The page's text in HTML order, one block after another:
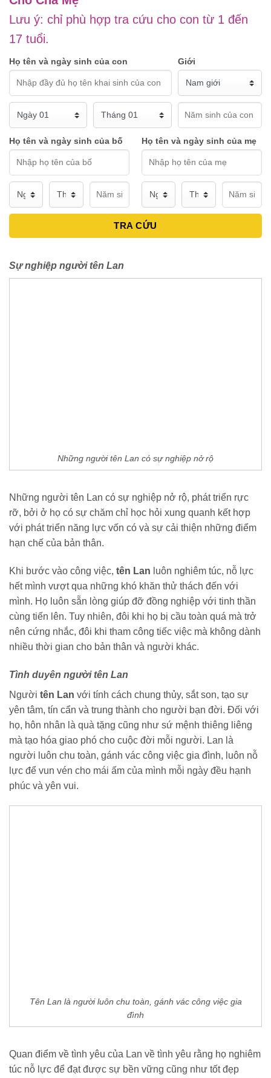
Lưu ý: chỉ phù hợp tra cứu cho con từ 1 đến
17 tuổi.
Họ tên và ngày sinh của con Giới
Họ tên và ngày sinh của bố Họ tên và ngày sinh của mẹ
TRA CỨU
Sự nghiệp người tên Lan
Những người tên Lan có sự nghiệp nở rộ
Những người tên Lan có sự nghiệp nở rộ, phát triển rực
rỡ, bởi ở họ có sự chăm chỉ học hỏi xung quanh kết hợp
với phát triển năng lực vốn có và sự cải thiện những điểm
hạn chế của bản thân.
Khi bước vào công việc, tên Lan luôn nghiêm túc, nỗ lực
hết mình vượt qua những khó khăn thử thách đến với
mình. Họ luôn sẵn lòng giúp đỡ đồng nghiệp với tinh thần
cùng tiến lên. Tuy nhiên, đôi khi họ bị cầu toàn quá mà trở
nên cứng nhắc, đôi khi tham công tiếc việc mà không dành
nhiều thời gian cho bản thân và người khác.
Tình duyên người tên Lan
Người tên Lan với tính cách chung thủy, sắt son, tạo sự
yên tâm, tín cẩn và trung thành cho người bạn đời. Đối với
họ, hôn nhân là quà tặng cũng như sứ mệnh thiêng liêng
mà tạo hóa giao phó cho cuộc đời mỗi người. Lan là
người luôn chu toàn, gánh vác công việc gia đình, luôn nỗ
lực để vun vén cho mái ấm của mình mỗi ngày đều hạnh
phúc và yên vui.
Tên Lan là người luôn chu toàn, gánh vác công việc gia
đình
Quan điểm về tình yêu của Lan về tình yêu rằng họ nghiêm
túc nỗ lực để đạt được sự bền vững cũng như tốt đẹp